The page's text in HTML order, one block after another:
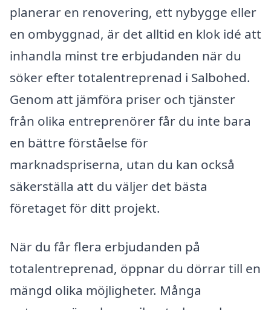
planerar en renovering, ett nybygge eller
en ombyggnad, är det alltid en klok idé att
inhandla minst tre erbjudanden när du
söker efter totalentreprenad i Salbohed.
Genom att jämföra priser och tjänster
från olika entreprenörer får du inte bara
en bättre förståelse för
marknadspriserna, utan du kan också
säkerställa att du väljer det bästa
företaget för ditt projekt.
När du får flera erbjudanden på
totalentreprenad, öppnar du dörrar till en
mängd olika möjligheter. Många